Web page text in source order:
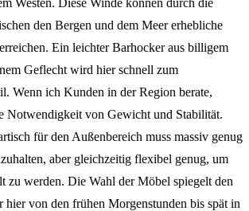
den Bergen und dem Meer erhebliche
Ein leichter Barhocker aus billigem
Geflecht wird hier schnell zum
Wenn ich Kunden in der Region berate,
Notwendigkeit von Gewicht und Stabilität.
für den Außenbereich muss massiv genug
aber gleichzeitig flexibel genug, um
zu werden. Die Wahl der Möbel spiegelt den
hier von den frühen Morgenstunden bis spät in